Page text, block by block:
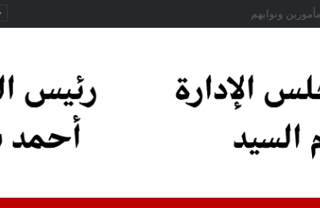
ويوجه بصرف إعانة عاجلة لأسرة العامل المتوفى